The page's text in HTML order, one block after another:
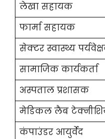
लेखा सहायक
फार्मा सहायक
सेक्टर स्वास्थ्य
सामाजिक कार्यकर्ता
अस्पताल प्रशासक
मेडिकल लैब
कंपाउंडर आयुर्वेद